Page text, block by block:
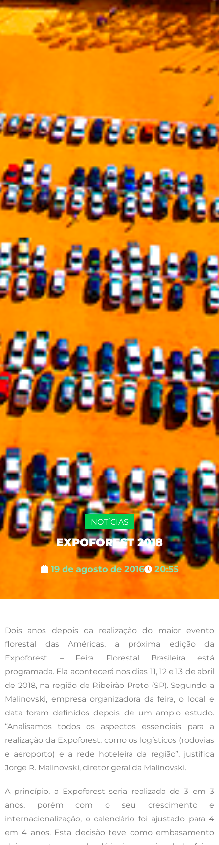
NOTÍCIAS
EXPOFOREST 2018
19 de agosto de 2016 20:55
Dois anos depois da realização do maior evento
florestal das Américas, a próxima edição da
Expoforest – Feira Florestal Brasileira está
programada. Ela acontecerá nos dias 11, 12 e 13 de abril
de 2018, na região de Ribeirão Preto (SP). Segundo a
Malinovski, empresa organizadora da feira, o local e
data foram definidos depois de um amplo estudo.
“Analisamos todos os aspectos essenciais para a
realização da Expoforest, como os logísticos (rodovias
e aeroporto) e a rede hoteleira da região”, justifica
Jorge R. Malinovski, diretor geral da Malinovski.
A princípio, a Expoforest seria realizada de 3 em 3
anos, porém com o seu crescimento e
internacionalização, o calendário foi ajustado para 4
em 4 anos. Esta decisão teve como embasamento